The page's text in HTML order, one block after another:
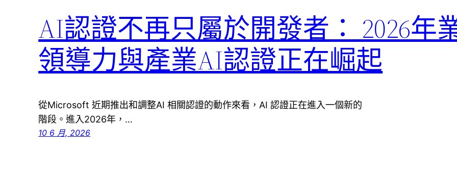
AI認證不再只屬於開發者： 2026年
領導力與產業AI認證正在崛起
從Microsoft 近期推出和調整AI 相關認證的動作來看，AI 認證正在進入一個新的
階段。進入2026年，…
10 6 月, 2026